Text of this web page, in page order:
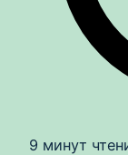
9 минут